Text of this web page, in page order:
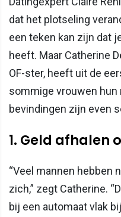
dat het plotseling
een teken kan zijn dat
heeft. Maar Catherine
OF-ster, heeft uit de
sommige vrouwen hun
bevindingen zijn even
1. Geld afhalen
“Veel mannen hebben
zich,” zegt Catherine.
bij een automaat vlak